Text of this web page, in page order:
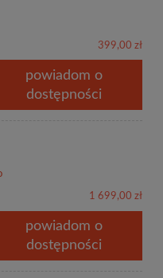
399,00 zł
powiadom o
dostępności
1 699,00 zł
powiadom o
dostępności